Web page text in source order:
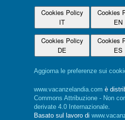
Cookies Policy
IT
Cookies
EN
Cookies Policy
DE
Cookies
ES
Aggiorna le preferenze sui
www.vacanzelandia.com è
Commons Attribuzione - Non
derivate 4.0 Internazionale.
Basato sul lavoro di